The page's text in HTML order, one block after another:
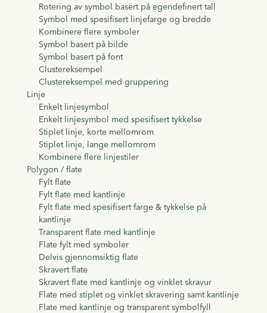
Rotering av symbol basert på egendefinert tall
Symbol med spesifisert linjefarge og bredde
Kombinere flere symboler
Symbol basert på bilde
Symbol basert på font
Clustereksempel
Clustereksempel med gruppering
Linje
Enkelt linjesymbol
Enkelt linjesymbol med spesifisert tykkelse
Stiplet linje, korte mellomrom
Stiplet linje, lange mellomrom
Kombinere flere linjestiler
Polygon / flate
Fylt flate
Fylt flate med kantlinje
Fylt flate med spesifisert farge & tykkelse på
kantlinje
Transparent flate med kantlinje
Flate fylt med symboler
Delvis gjennomsiktig flate
Skravert flate
Skravert flate med kantlinje og vinklet skravur
Flate med stiplet og vinklet skravering samt kantlinje
Flate med kantlinje og transparent symbolfyll